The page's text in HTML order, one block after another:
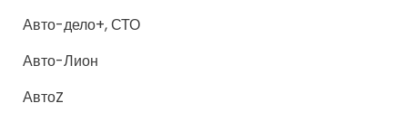
Авто-дело+, СТО
Авто-Лион
АвтоZ